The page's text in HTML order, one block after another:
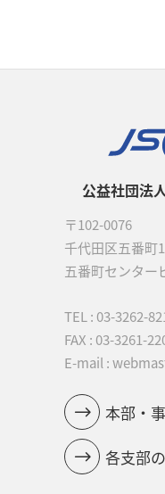
公益社団法
〒102-0076
千代田区五番町
五番町センター
TEL : 03-3262-
FAX : 03-3261-
E-mail :
本部・
各支部